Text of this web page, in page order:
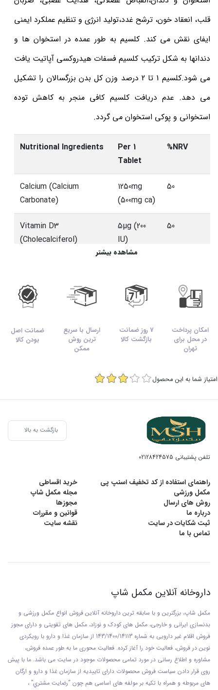
قلب، انعقاد خون، ترشح غدد،تولید انرژی و تنظیم عملکرد ایمنی
ایفای نقش می کند. کلسیم به طور عمده در استخوان ها و
دندانها به شکل ترکیب کلسیم فسفات هیدروکسی آپاتیت یافت
می شود.کلسیم 1 تا 2 درصد وزن کل بدن بزرگسالان را تشکیل
می دهد. عدم دریافت کلسیم کافی منجر به کاهش توده
استخوانی و پوکی استخوان می گردد.
%NRV
Per 1
Tablet
Nutritional Ingredients
50
1250mg
(500mg ca)
Calcium (Calcium
Carbonate)
50
5µg (200
IU)
Vitamin D3
(Cholecalciferol)
روش مصرف وانا فلکس نورم لایف:
سایر داروهای خوراکی خودداری نمایید.
فلکس را ۱ الی ۲ ساعت بعد مصرف نمایید.
عوارض جانبی این محصول بسیار نادر است ولی در صورت
موارد مصرف وانا فلکس:
کمک به درمان کمبود کلسیم وویتامین دی و افزایش
استحکام استخوان ها و دندان ها
بهبود پوکی استخوان
مشاهده بیشتر
امکان پرداخت
در محل برای
تهران
7 روز ضمانت
بازگشت کالا
ارسال با سریع
ترین روش
ممکن
ضمانت اصل
بودن کالا
امتیاز شما به این محصول
بازگشت به بالا
تلفن پشتیبانی 02128424575
راهنمای استفاده از کد تخفیف اسنپ پی
خرید اقساطی
مکمل ورزشی
مجله مکمل شاپ
روش های ارسال
مجوزها
درباره ما
قوانین و مقررات
ثبت شکایات در سایت
نقشه سایت
تماس با ما
داروخانه آنلاین مکمل شاپ
مکمل شاپ، بزرگترین و با سابقه ترین داروخانه آنلاین فروش انواع مکمل ورزشی و
بدنسازی ایرانی و خارجی، مکمل های کودک و نوزاد، مکمل های تقویتی و دارای مجوز
فروش اقلام غیر دارویی به شماره 143/1400/14113 از
سازمان غذا و دارو با رويکردی
نوين در فروش، فعاليت خود را آغاز کرده. فعاليت محوری ما به طور عمده فروش،
مشاوره و اطلاع رسانی در مورد تمامی محصولات موجود در سایت می باشد. ما با پيش
روی قرار دادن سياست فروش محصولات دارای تاييديه از سازمان غذا و دارو و ارگان
های مربوطه و همراه با تکيه بر مولفه های اساسی هم چون “رضايت مشتري” ،